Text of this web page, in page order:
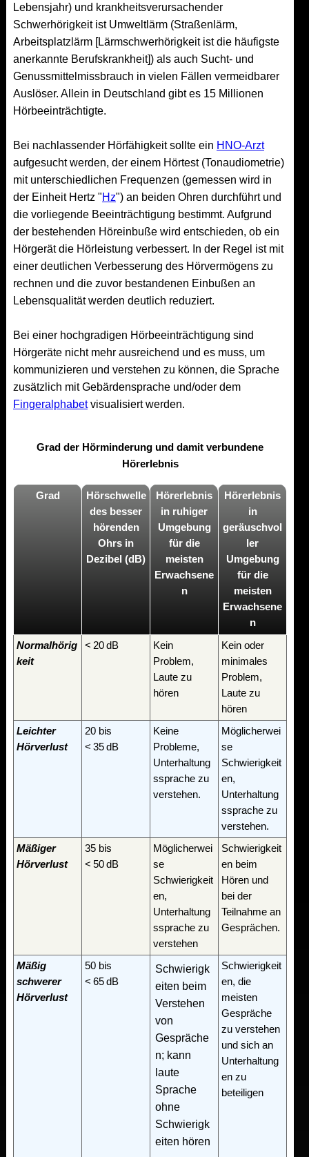
Lebensjahr) und krankheitsverursachender
Schwerhörigkeit ist Umweltlärm (Straßenlärm,
Arbeitsplatzlärm [Lärmschwerhörigkeit ist die häufigste
anerkannte Berufskrankheit]) als auch Sucht- und
Genussmittelmissbrauch in vielen Fällen vermeidbarer
Auslöser. Allein in Deutschland gibt es 15 Millionen
Hörbeeinträchtigte.
Bei nachlassender Hörfähigkeit sollte ein HNO-Arzt
aufgesucht werden, der einem Hörtest (Tonaudiometrie)
mit unterschiedlichen Frequenzen (gemessen wird in
der Einheit Hertz "Hz") an beiden Ohren durchführt und
die vorliegende Beeinträchtigung bestimmt. Aufgrund
der bestehenden Höreinbuße wird entschieden, ob ein
Hörgerät die Hörleistung verbessert. In der Regel ist mit
einer deutlichen Verbesserung des Hörvermögens zu
rechnen und die zuvor bestandenen Einbußen an
Lebensqualität werden deutlich reduziert.
Bei einer hochgradigen Hörbeeinträchtigung sind
Hörgeräte nicht mehr ausreichend und es muss, um
kommunizieren und verstehen zu können, die Sprache
zusätzlich mit Gebärdensprache und/oder dem
Fingeralphabetvisualisiert werden.
Grad der Hörminderung und damit verbundene
Hörerlebnis
Grad
Hörschwelle
des besser
hörenden
Ohrs in
Dezibel (dB)
Hörerlebnis
in ruhiger
Umgebung
für die
meisten
Erwachsene
n
Hörerlebnis
in
geräuschvol
ler
Umgebung
für die
meisten
Erwachsene
n
Normalhörig
keit
< 20 dB
Kein
Problem,
Laute zu
hören
Kein oder
minimales
Problem,
Laute zu
hören
Leichter
Hörverlust
20 bis
< 35 dB
Keine
Probleme,
Unterhaltung
ssprache zu
verstehen.
Möglicherwei
se
Schwierigkeit
en,
Unterhaltung
ssprache zu
verstehen.
Mäßiger
Hörverlust
35 bis
< 50 dB
Möglicherwei
se
Schwierigkeit
en,
Unterhaltung
ssprache zu
verstehen
Schwierigkeit
en beim
Hören und
bei der
Teilnahme an
Gesprächen.
Mäßig
schwerer
Hörverlust
50 bis
< 65 dB
Schwierigk
eiten beim
Verstehen
von
Gespräche
n; kann
laute
Sprache
ohne
Schwierigk
eiten hören
Schwierigkeit
en, die
meisten
Gespräche
zu verstehen
und sich an
Unterhaltung
en zu
beteiligen